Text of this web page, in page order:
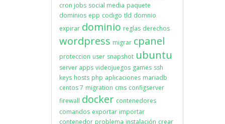
cron jobs social media paquete
dominios epp codigo tld domnio
expirar dominio reglas derechos
wordpress migrar cpanel
proteccion user snapshot ubuntu
server apps videojuegos games ssh
keys hosts php aplicaciones mariadb
centos 7 migration cms configserver
firewall docker contenedores
comandos exportar importar
contenedor problema instalación crear